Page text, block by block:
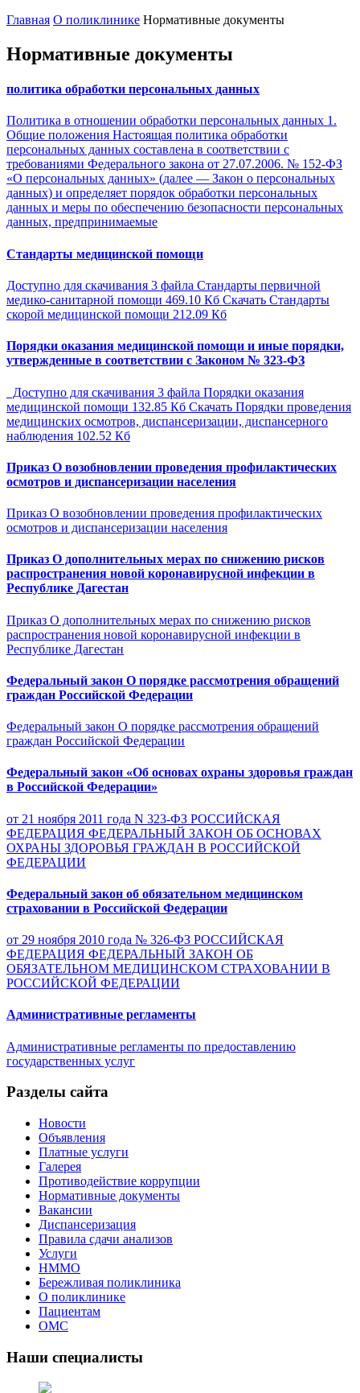
Главная О поликлинике Нормативные документы
Нормативные документы
политика обработки персональных данных
Политика в отношении обработки персональных данных 1.
Общие положения Настоящая политика обработки
персональных данных составлена в соответствии с
требованиями Федерального закона от 27.07.2006. № 152-ФЗ
«О персональных данных» (далее — Закон о персональных
данных) и определяет порядок обработки персональных
данных и меры по обеспечению безопасности персональных
данных, предпринимаемые
Стандарты медицинской помощи
Доступно для скачивания 3 файла Стандарты первичной
медико-санитарной помощи 469.10 Кб Скачать Стандарты
скорой медицинской помощи 212.09 Кб
Порядки оказания медицинской помощи и иные порядки,
утвержденные в соответствии с Законом № 323-ФЗ
Доступно для скачивания 3 файла Порядки оказания
медицинской помощи 132.85 Кб Скачать Порядки проведения
медицинских осмотров, диспансеризации, диспансерного
наблюдения 102.52 Кб
Приказ О возобновлении проведения профилактических
осмотров и диспансеризации населения
Приказ О возобновлении проведения профилактических
осмотров и диспансеризации населения
Приказ О дополнительных мерах по снижению рисков
распространения новой коронавирусной инфекции в
Республике Дагестан
Приказ О дополнительных мерах по снижению рисков
распространения новой коронавирусной инфекции в
Республике Дагестан
Федеральный закон О порядке рассмотрения обращений
граждан Российской Федерации
Федеральный закон О порядке рассмотрения обращений
граждан Российской Федерации
Федеральный закон «Об основах охраны здоровья граждан
в Российской Федерации»
от 21 ноября 2011 года N 323-ФЗ РОССИЙСКАЯ
ФЕДЕРАЦИЯ ФЕДЕРАЛЬНЫЙ ЗАКОН ОБ ОСНОВАХ
ОХРАНЫ ЗДОРОВЬЯ ГРАЖДАН В РОССИЙСКОЙ
ФЕДЕРАЦИИ
Федеральный закон об обязательном медицинском
страховании в Российской Федерации
от 29 ноября 2010 года № 326-ФЗ РОССИЙСКАЯ
ФЕДЕРАЦИЯ ФЕДЕРАЛЬНЫЙ ЗАКОН ОБ
ОБЯЗАТЕЛЬНОМ МЕДИЦИНСКОМ СТРАХОВАНИИ В
РОССИЙСКОЙ ФЕДЕРАЦИИ
Административные регламенты
Административные регламенты по предоставлению
государственных услуг
Разделы сайта
Новости
Объявления
Платные услуги
Галерея
Противодействие коррупции
Нормативные документы
Вакансии
Диспансеризация
Правила сдачи анализов
Услуги
НММО
Бережливая поликлиника
О поликлинике
Пациентам
ОМС
Наши специалисты